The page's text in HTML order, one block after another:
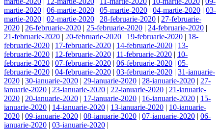
martie-2020 | 06-martie-2020 | 05-martie-2020 | 04-martie-2020 | 03-
martie-2020 | 02-martie-2020 | 28-februarie-2020 | 27-februarie-
2020 | 26-februarie-2020 | 25-februarie-2020 | 24-februarie-2020 |
21-februarie-2020 | 20-februarie-2020 | 19-februarie-2020 | 18-
februarie-2020 | 17-februarie-2020 | 14-februarie-2020 | 13-
februarie-2020 | 12-februarie-2020 | 11-februarie-2020 | 10-
februarie-2020 | 07-februarie-2020 | 06-februarie-2020 | 05-
februarie-2020 | 04-februarie-2020 | 03-februarie-2020 | 31-ianuarie-
2020 | 30-ianuarie-2020 | 29-ianuarie-2020 | 28-ianuarie-2020 | 27-
ianuarie-2020 | 23-ianuarie-2020 | 22-ianuarie-2020 | 21-ianuarie-
2020 | 20-ianuarie-2020 | 17-ianuarie-2020 | 16-ianuarie-2020 | 15-
ianuarie-2020 | 14-ianuarie-2020 | 13-ianuarie-2020 | 10-ianuarie-
2020 | 09-ianuarie-2020 | 08-ianuarie-2020 | 07-ianuarie-2020 | 06-
ianuarie-2020 | 03-ianuarie-2020 |